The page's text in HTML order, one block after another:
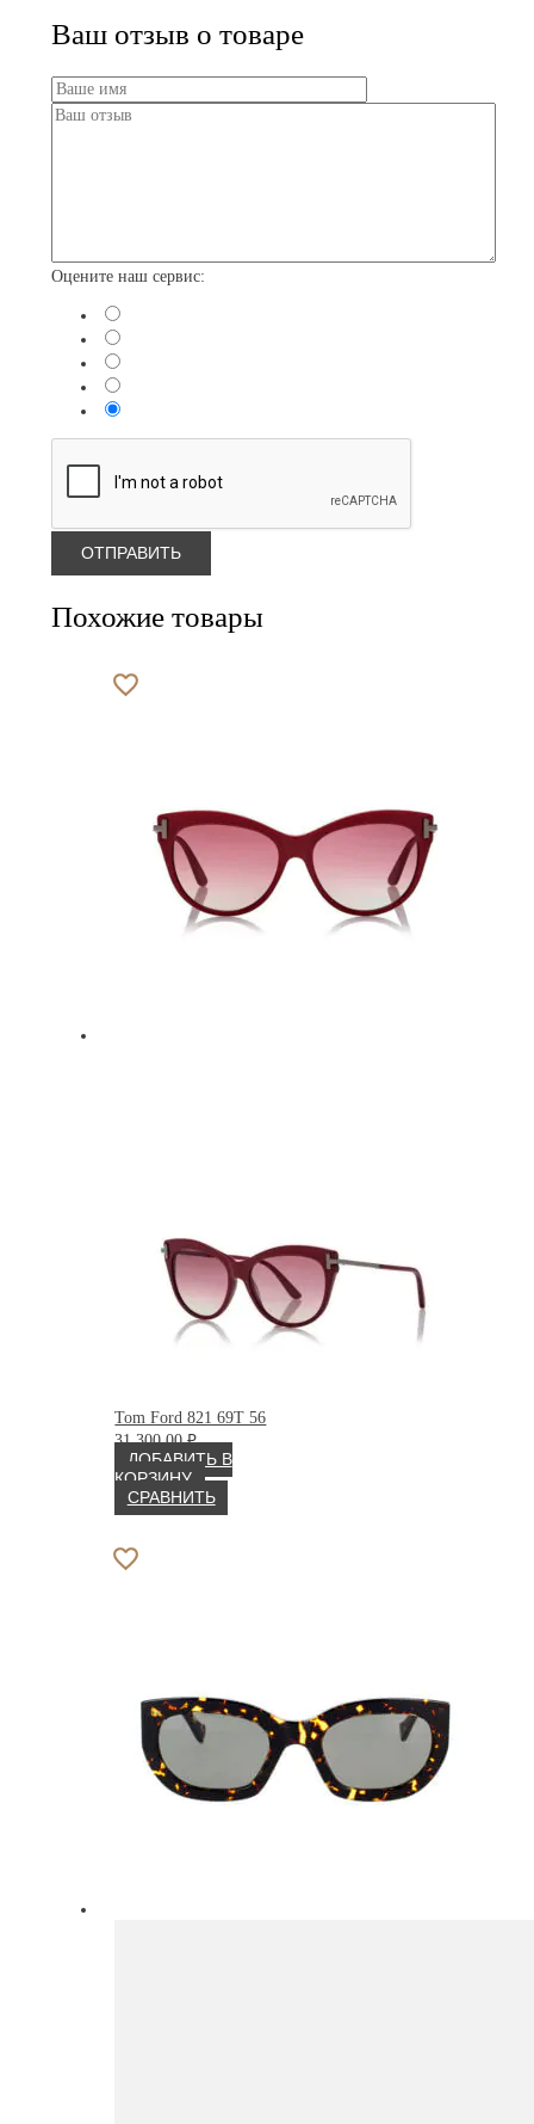
Ваш отзыв о товаре
Оцените наш сервис:
Похожие товары
Tom Ford 821 69T 56
31 300.00₽
ДОБАВИТЬ В
КОРЗИНУ
СРАВНИТЬ